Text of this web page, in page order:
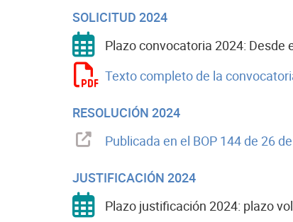
SOLICITUD 2024
Plazo convocatoria 2024: Desde
Texto completo de la
RESOLUCIÓN 2024
Publicada en el BOP 144 de 26
JUSTIFICACIÓN 2024
Plazo justificación 2024: plazo